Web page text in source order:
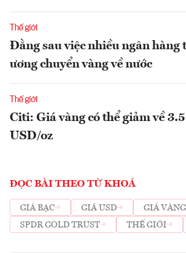
Thế giới
Đằng sau việc nhiều ngân hàng
ương chuyển vàng về nước
Thế giới
Citi: Giá vàng có thể giảm về
USD/oz
ĐỌC BÀI THEO TỪ KHOÁ
GIÁ BẠC GIÁ USD
GIÁ VÀNG
SPDR GOLD TRUST
THẾ GIỚI